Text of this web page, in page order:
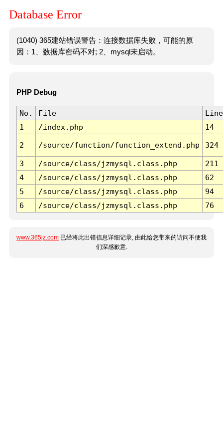
Database Error
(1040) 365建站错误警告：连接数据库失败，可能的原
因：1、数据库密码不对; 2、mysql未启动。
PHP Debug
No. File
Line
1
/index.php 14
2 /source/function/function_extend.php 324
3 /source/class/jzmysql.class.php
211
4
/source/class/jzmysql.class.php
62
5
/source/class/jzmysql.class.php
94
6
/source/class/jzmysql.class.php 76
www.365jz.com 已经将此出错信息详细记录, 由此给您带来的访问不便我
们深感歉意.